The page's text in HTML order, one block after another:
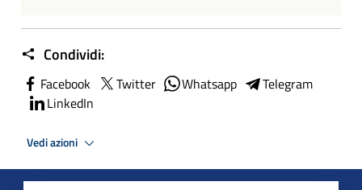
Condividi:
Facebook Twitter Whatsapp
Telegram
LinkedIn
Vedi azioni